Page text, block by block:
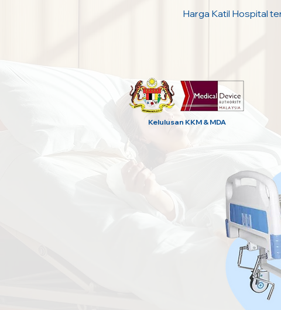
Harga Katil Hospital
Kelulusan KKM & MDA